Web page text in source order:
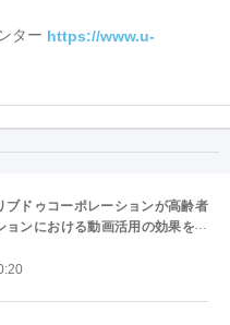
ター https://www.u-
ブドゥコーポレーションが高齢者
ョンにおける動画活用の効果を共